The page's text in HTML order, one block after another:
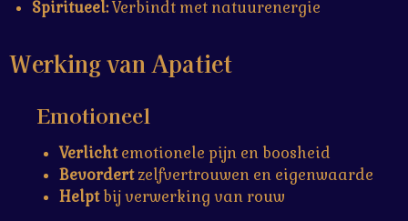
Spiritueel:Verbindt met natuurenergie
Werking van Apatiet
Emotioneel
Verlichtemotionele pijn en boosheid
Bevordertzelfvertrouwen en eigenwaarde
Helptbij verwerking van rouw